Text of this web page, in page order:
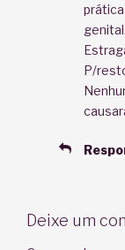
P/
Deixe um